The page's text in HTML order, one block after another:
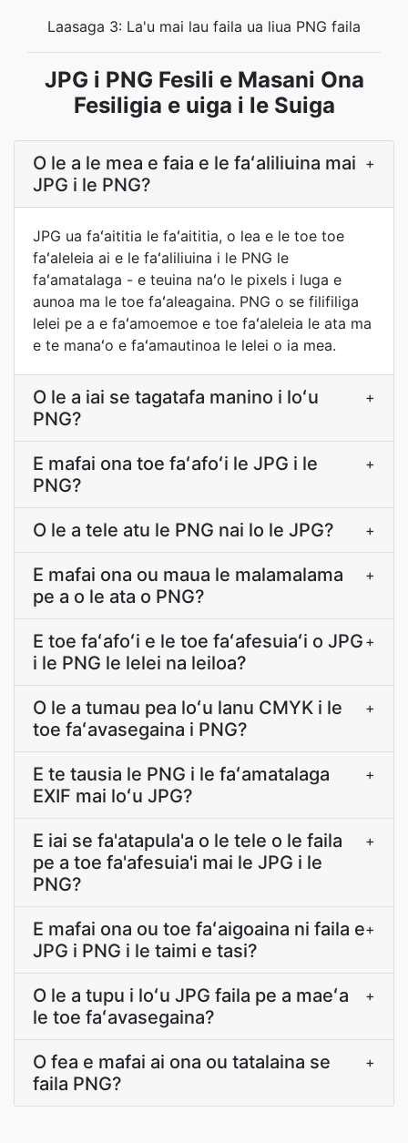
Laasaga 3: La'u mai lau faila ua liua PNG faila
JPG i PNG Fesili e Masani Ona
Fesiligia e uiga i le Suiga
O le a le mea e faia e le faʻaliliuina mai
JPG i le PNG?
+
JPG ua faʻaititia le faʻaititia, o lea e le toe toe
faʻaleleia ai e le faʻaliliuina i le PNG le
faʻamatalaga - e teuina naʻo le pixels i luga e
aunoa ma le toe faʻaleagaina. PNG o se filifiliga
lelei pe a e faʻamoemoe e toe faʻaleleia le ata ma
e te manaʻo e faʻamautinoa le lelei o ia mea.
O le a iai se tagatafa manino i loʻu
PNG?
+
E mafai ona toe faʻafoʻi le JPG i le
PNG?
+
O le a tele atu le PNG nai lo le JPG? +
E mafai ona ou maua le malamalama
pe a o le ata o PNG?
+
E toe faʻafoʻi e le toe faʻafesuiaʻi o JPG
i le PNG le lelei na leiloa?
+
O le a tumau pea loʻu lanu CMYK i le
toe faʻavasegaina i PNG?
+
E te tausia le PNG i le faʻamatalaga
EXIF mai loʻu JPG?
+
E iai se fa'atapula'a o le tele o le faila
pe a toe fa'afesuia'i mai le JPG i le
PNG?
+
E mafai ona ou toe faʻaigoaina ni faila e
JPG i PNG i le taimi e tasi?
+
O le a tupu i loʻu JPG faila pe a maeʻa
le toe faʻavasegaina?
+
O fea e mafai ai ona ou tatalaina se
faila PNG?
+